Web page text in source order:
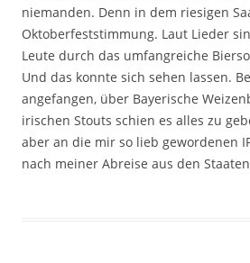
niemanden. Denn in dem riesigen
Oktoberfeststimmung. Laut Lieder
Leute durch das umfangreiche
Und das konnte sich sehen lassen.
angefangen, über Bayerische
irischen Stouts schien es alles zu
aber an die mir so lieb gewordenen
nach meiner Abreise aus den